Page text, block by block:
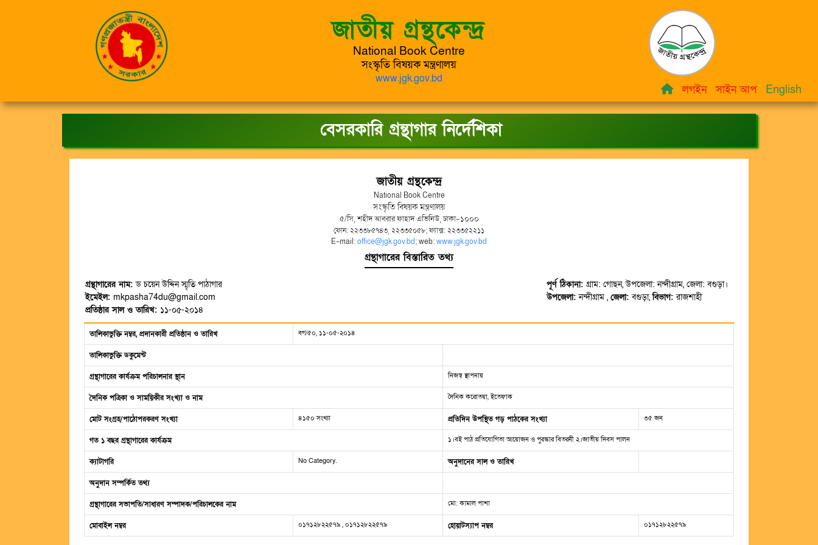
জাতীয় গ্রন্থকেন্দ্র
National Book Centre
সংস্কৃতি বিষয়ক মন্ত্রণালয়
www.jgk.gov.bd
লগইন সাইন আপ English
বেসরকারি গ্রন্থাগার নির্দেশিকা
জাতীয় গ্রন্থকেন্দ্র
National Book Centre
সংস্কৃতি বিষয়ক মন্ত্রণালয়
৫/সি, শহীদ আবরার ফাহাদ এভিনিউ, ঢাকা-১০০০
ফোন: ২২৩৩৮৫৭৪৩, ২২৩৩৫০৫৮; ফ্যাক্স: ২২৩৩৫২২১১
E-mail:office@jgk.gov.bd; web:www.jgk.gov.bd
গ্রন্থাগারের বিস্তারিত তথ্য
গ্রন্থাগারের নাম:ড চয়েন উদ্দিন স্মৃতি পাঠাগার
ইমেইল: mkpasha74du@gmail.com
প্রতিষ্ঠার সাল ও তারিখ: ১১-০৫-২০১৪
পূর্ণ ঠিকানা: গ্রাম: গোছন, উপজেলা: নন্দীগ্রাম, জেলা: বগুড়া।
উপজেলা:নন্দীগ্রাম , জেলা:বগুড়া,বিভাগ:রাজশাহী
তালিকাভুক্তি নম্বর, প্রদানকারী প্রতিষ্ঠান ও তারিখ বগ/৫০, ১১-০৫-২০১৪
তালিকাভুক্তি ডকুমেন্ট
গ্রন্থাগারের কার্যক্রম পরিচালনার স্থান নিজস্ব স্থাপনায়
দৈনিক পত্রিকা ও সাময়িকীর সংখ্যা ও নাম দৈনিক করোতয়া, ইতেফাক
মোট সংগ্রহ/পাঠোপরকরণ সংখ্যা ৪১৫০ সংখ্যা প্রতিদিন উপস্থিত গড় পাঠকের সংখ্যা ৩৫ জন
গত ১ বছর গ্রন্থাগারের কার্যক্রম ১।বই পাঠ প্রতিযোগিতা আয়োজন ও পুরস্কার বিতরনী ২।জাতীয় দিবস পালন
ক্যাটাগরি No Category. অনুদানের সাল ও তারিখ
অনুদান সম্পর্কিত তথ্য
গ্রন্থাগারের সভাপতি/সাধারণ সম্পাদক/পরিচালকের নাম মো: কামাল পাশা
মোবাইল নম্বর ০১৭১২৮২২৫৭৯ , ০১৭১২৮২২৫৭৯ হোয়াটস্যাপ নম্বর ০১৭১২৮২২৫৭৯